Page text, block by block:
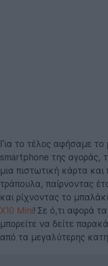
Για το τέλος αφήσαμε το
smartphone της αγοράς,
μια πιστωτική κάρτα
τράπουλα, παίρνοντας
και ρίχνοντας το
X10 Mini! Σε ό,τι αφορά
μπορείτε να δείτε
από τα μεγαλύτερης